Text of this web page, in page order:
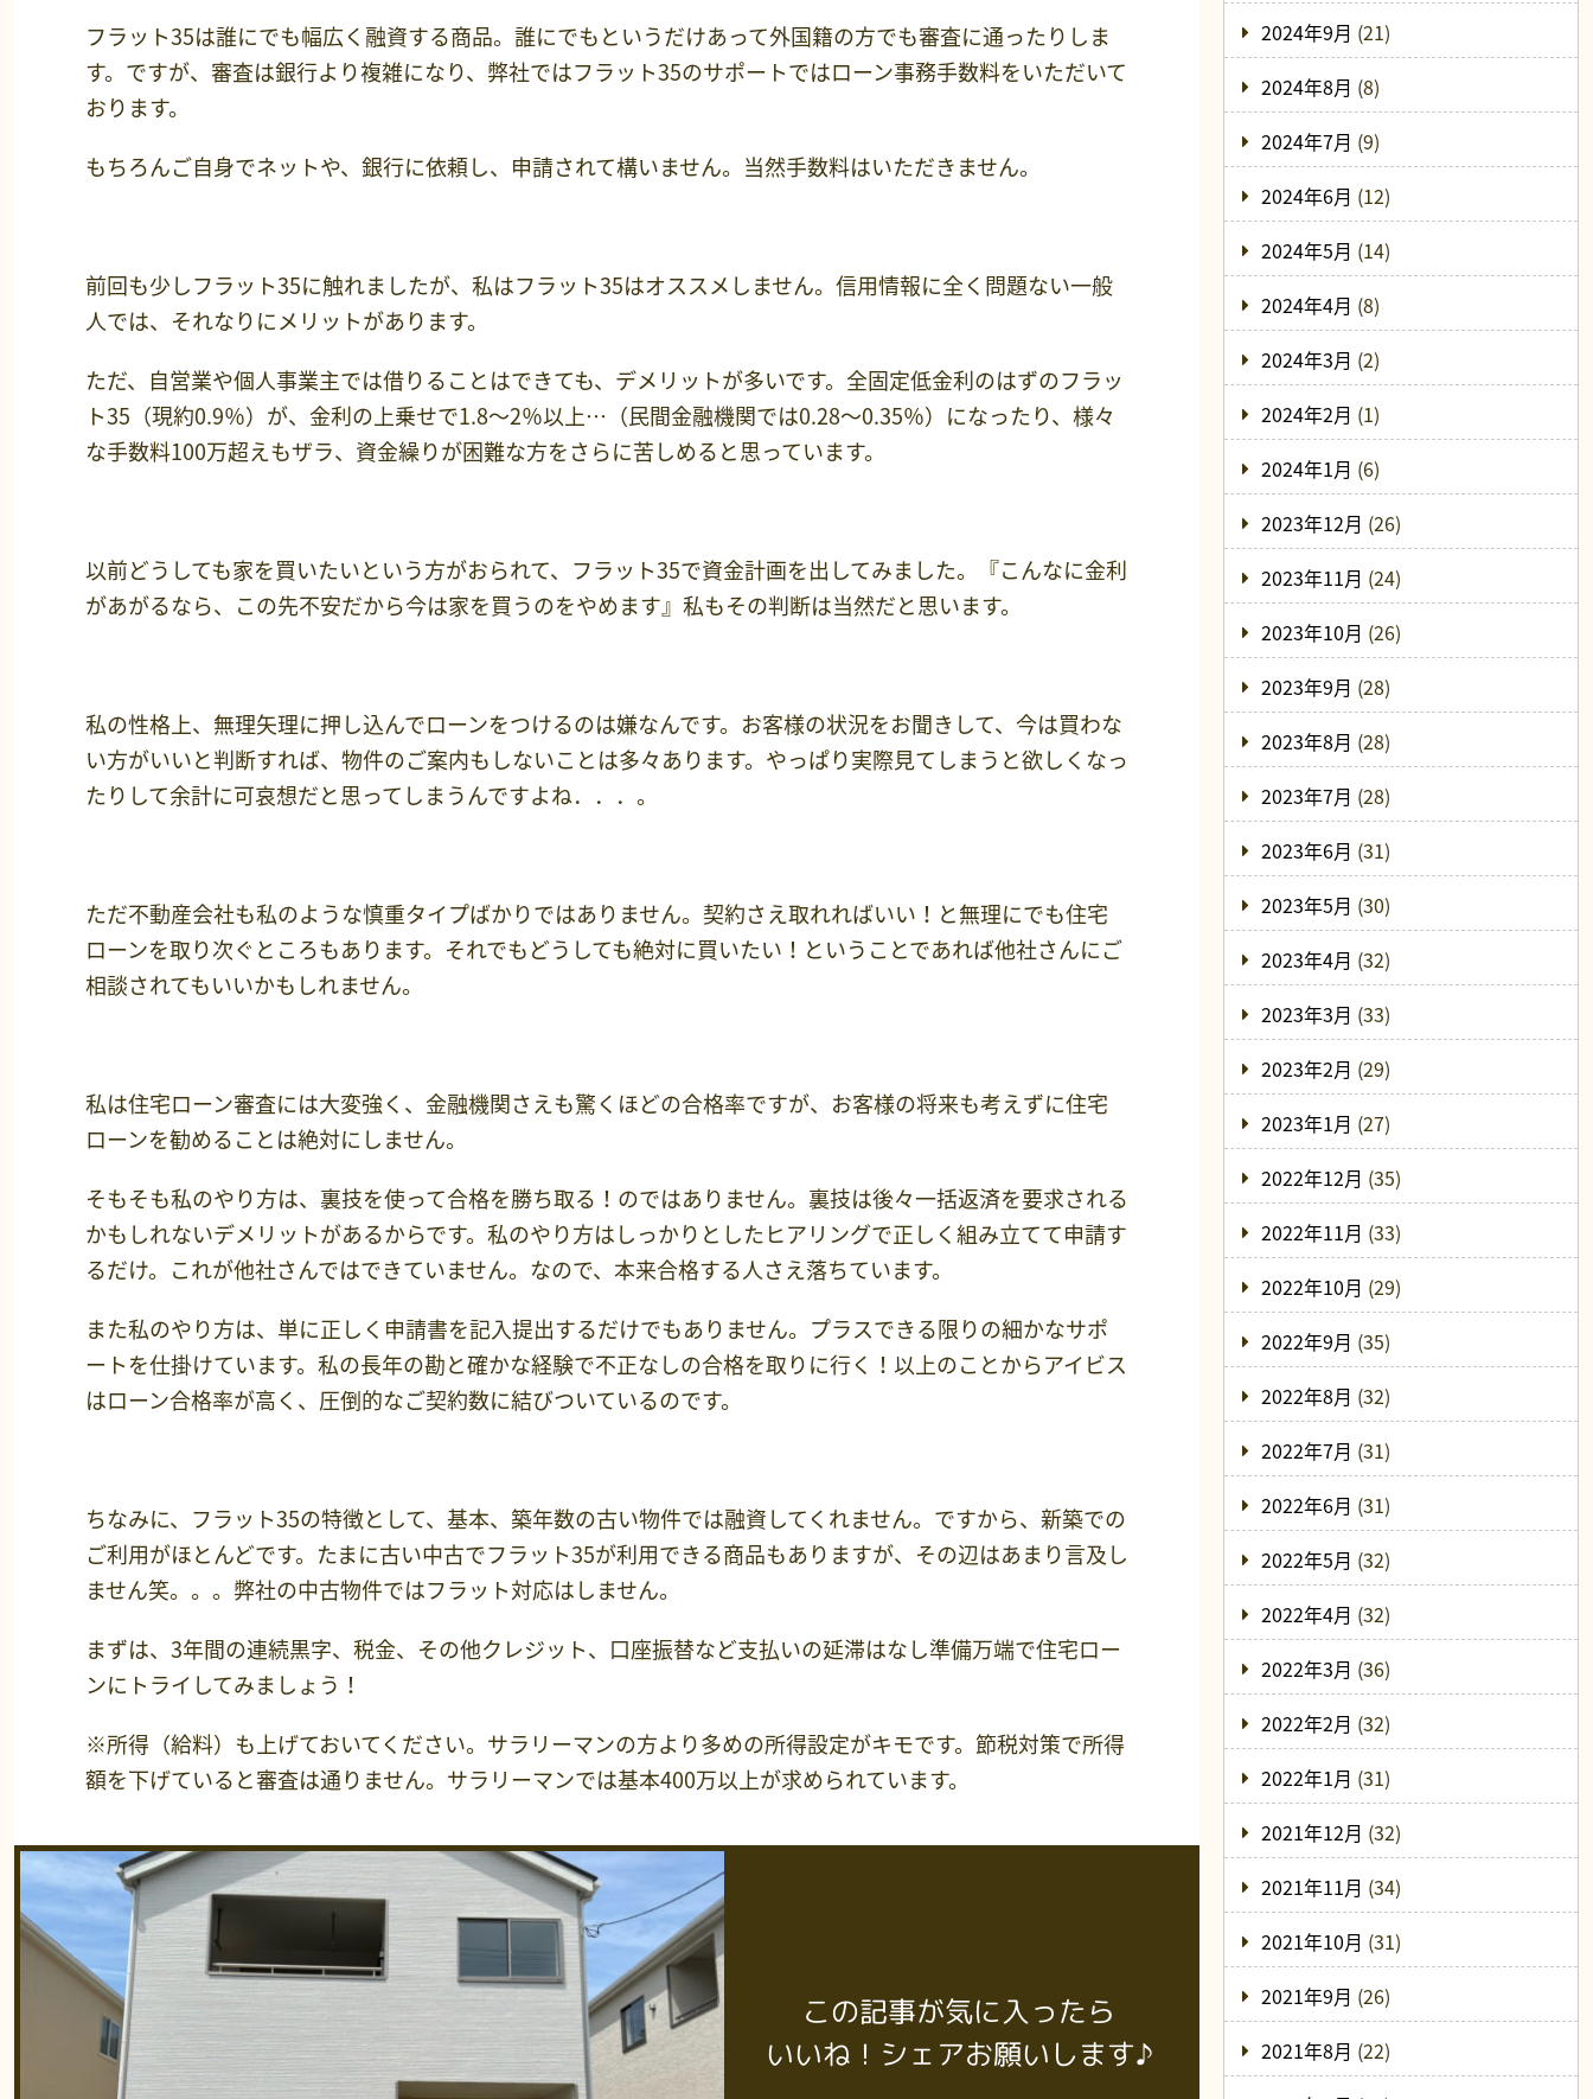
フラット35は誰にでも幅広く融資する商品。誰にでもというだけあって外国籍の方でも審査に通ったりしま
す。ですが、審査は銀行より複雑になり、弊社ではフラット35のサポートではローン事務手数料をいただいて
おります。
もちろんご自身でネットや、銀行に依頼し、申請されて構いません。当然手数料はいただきません。
前回も少しフラット35に触れましたが、私はフラット35はオススメしません。信用情報に全く問題ない一般
人では、それなりにメリットがあります。
ただ、自営業や個人事業主では借りることはできても、デメリットが多いです。全固定低金利のはずのフラッ
ト35（現約0.9％）が、金利の上乗せで1.8～2％以上…（民間金融機関では0.28～0.35％）になったり、様々
な手数料100万超えもザラ、資金繰りが困難な方をさらに苦しめると思っています。
以前どうしても家を買いたいという方がおられて、フラット35で資金計画を出してみました。『こんなに金利
があがるなら、この先不安だから今は家を買うのをやめます』私もその判断は当然だと思います。
私の性格上、無理矢理に押し込んでローンをつけるのは嫌なんです。お客様の状況をお聞きして、今は買わな
い方がいいと判断すれば、物件のご案内もしないことは多々あります。やっぱり実際見てしまうと欲しくなっ
たりして余計に可哀想だと思ってしまうんですよね．．．。
ただ不動産会社も私のような慎重タイプばかりではありません。契約さえ取れればいい！と無理にでも住宅
ローンを取り次ぐところもあります。それでもどうしても絶対に買いたい！ということであれば他社さんにご
相談されてもいいかもしれません。
私は住宅ローン審査には大変強く、金融機関さえも驚くほどの合格率ですが、お客様の将来も考えずに住宅
ローンを勧めることは絶対にしません。
そもそも私のやり方は、裏技を使って合格を勝ち取る！のではありません。裏技は後々一括返済を要求される
かもしれないデメリットがあるからです。私のやり方はしっかりとしたヒアリングで正しく組み立てて申請す
るだけ。これが他社さんではできていません。なので、本来合格する人さえ落ちています。
また私のやり方は、単に正しく申請書を記入提出するだけでもありません。プラスできる限りの細かなサポ
ートを仕掛けています。私の長年の勘と確かな経験で不正なしの合格を取りに行く！以上のことからアイビス
はローン合格率が高く、圧倒的なご契約数に結びついているのです。
ちなみに、フラット35の特徴として、基本、築年数の古い物件では融資してくれません。ですから、新築での
ご利用がほとんどです。たまに古い中古でフラット35が利用できる商品もありますが、その辺はあまり言及し
ません笑。。。弊社の中古物件ではフラット対応はしません。
まずは、3年間の連続黒字、税金、その他クレジット、口座振替など支払いの延滞はなし準備万端で住宅ロー
ンにトライしてみましょう！
※所得（給料）も上げておいてください。サラリーマンの方より多めの所得設定がキモです。節税対策で所得
額を下げていると審査は通りません。サラリーマンでは基本400万以上が求められています。
この記事が気に入ったら
いいね！シェアお願いします♪
2024年9月 (21)
2024年8月 (8)
2024年7月 (9)
2024年6月 (12)
2024年5月 (14)
2024年4月 (8)
2024年3月 (2)
2024年2月 (1)
2024年1月 (6)
2023年12月 (26)
2023年11月 (24)
2023年10月 (26)
2023年9月 (28)
2023年8月 (28)
2023年7月 (28)
2023年6月 (31)
2023年5月 (30)
2023年4月 (32)
2023年3月 (33)
2023年2月 (29)
2023年1月 (27)
2022年12月 (35)
2022年11月 (33)
2022年10月 (29)
2022年9月 (35)
2022年8月 (32)
2022年7月 (31)
2022年6月 (31)
2022年5月 (32)
2022年4月 (32)
2022年3月 (36)
2022年2月 (32)
2022年1月 (31)
2021年12月 (32)
2021年11月 (34)
2021年10月 (31)
2021年9月 (26)
2021年8月 (22)